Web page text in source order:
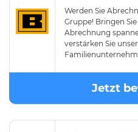
Werden Sie
Gruppe! Bringen
Abrechnung
verstärken Sie
Jetzt